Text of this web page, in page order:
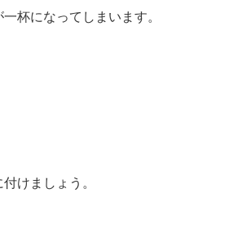
杯になってしまいます。
けましょう。